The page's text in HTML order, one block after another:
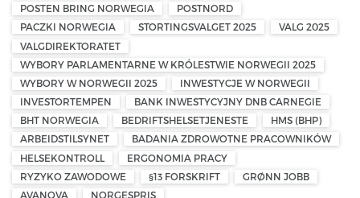
POSTEN BRING NORWEGIA
POSTNORD
PACZKI NORWEGIA
STORTINGSVALGET 2025
VALG 2025
VALGDIREKTORATET
WYBORY PARLAMENTARNE W KRÓLESTWIE NORWEGII 2025
WYBORY W NORWEGII 2025
INWESTYCJE W NORWEGII
INVESTORTEMPEN
BANK INWESTYCYJNY DNB CARNEGIE
BHT NORWEGIA
BEDRIFTSHELSETJENESTE
HMS (BHP)
ARBEIDSTILSYNET
BADANIA ZDROWOTNE PRACOWNIKÓW
HELSEKONTROLL
ERGONOMIA PRACY
RYZYKO ZAWODOWE
§13 FORSKRIFT
GRØNN JOBB
AVANOVA
NORGESPRIS